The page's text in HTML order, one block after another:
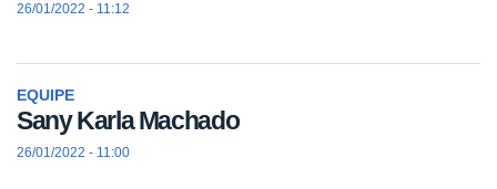
26/01/2022 - 11:12
EQUIPE
Sany Karla Machado
26/01/2022 - 11:00